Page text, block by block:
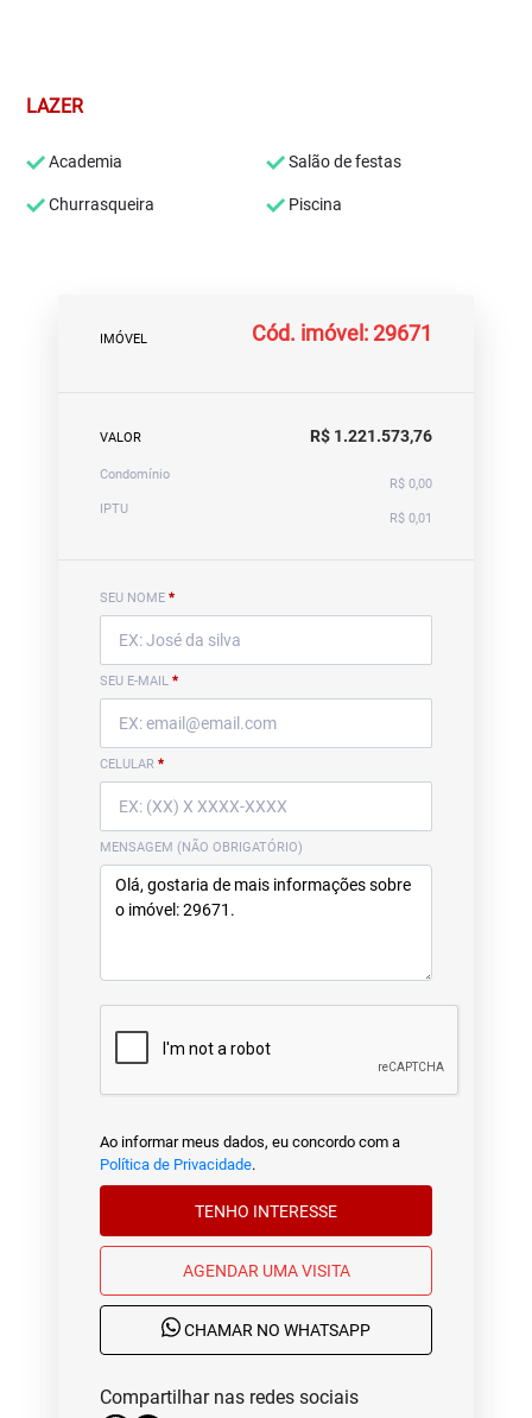
LAZER
Academia Salão de festas
Churrasqueira Piscina
IMÓVEL Cód. imóvel: 29671
VALOR R$ 1.221.573,76
Condomínio
R$ 0,00
IPTU
R$ 0,01
SEU NOME *
SEU E-MAIL *
CELULAR *
MENSAGEM (NÃO OBRIGATÓRIO)
Ao informar meus dados, eu concordo com a
Política de Privacidade.
TENHO INTERESSE
AGENDAR UMA VISITA
CHAMAR NO WHATSAPP
Compartilhar nas redes sociais